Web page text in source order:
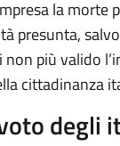
la morte
presunta,
più valido
cittadinanza
degli